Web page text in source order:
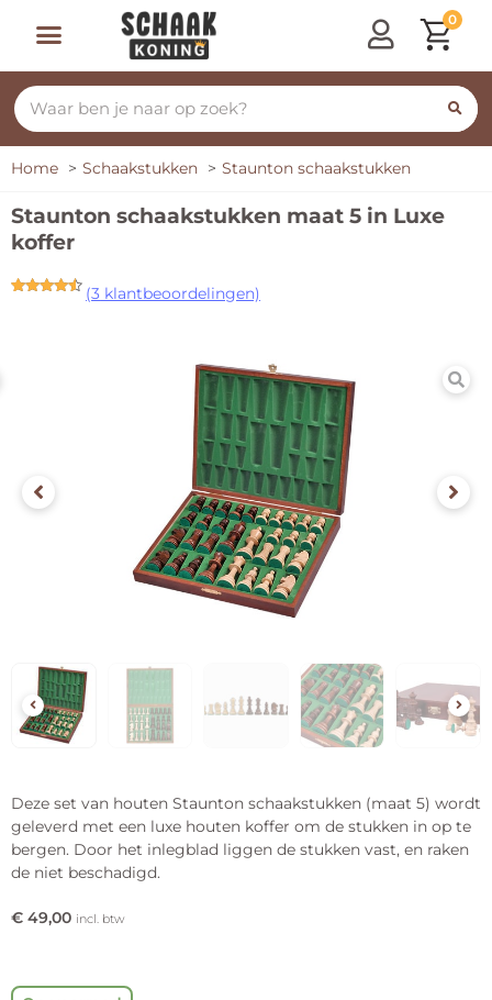
0
Home Schaakstukken Staunton schaakstukken
Staunton schaakstukken maat 5 in Luxe
koffer
Gewaardeerd
(3 klantbeoordelingen)
Deze set van houten Staunton schaakstukken (maat 5) wordt
geleverd met een luxe houten koffer om de stukken in op te
bergen. Door het inlegblad liggen de stukken vast, en raken
de niet beschadigd.
€ 49,00 incl. btw